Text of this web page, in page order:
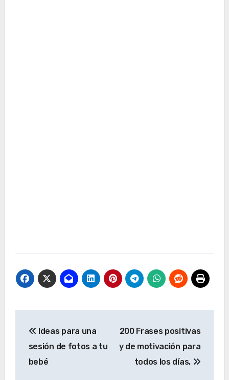
de
entradas
Ideas para una
sesión de fotos a tu
bebé
200 Frases positivas
y de motivación para
todos los días.